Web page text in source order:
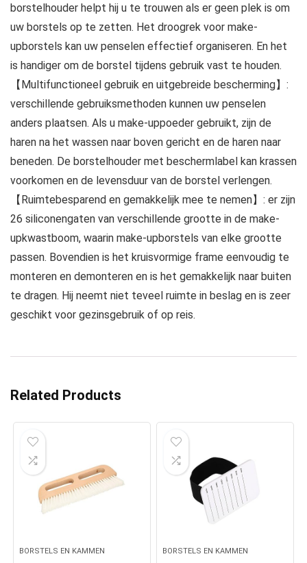
borstelhouder helpt hij u te trouwen als er geen plek is om
uw borstels op te zetten. Het droogrek voor make-
upborstels kan uw penselen effectief organiseren. En het
is handiger om de borstel tijdens gebruik vast te houden.
【Multifunctioneel gebruik en uitgebreide bescherming】:
verschillende gebruiksmethoden kunnen uw penselen
anders plaatsen. Als u make-uppoeder gebruikt, zijn de
haren na het wassen naar boven gericht en de haren naar
beneden. De borstelhouder met beschermlabel kan krassen
voorkomen en de levensduur van de borstel verlengen.
【Ruimtebesparend en gemakkelijk mee te nemen】: er zijn
26 siliconengaten van verschillende grootte in de make-
upkwastboom, waarin make-upborstels van elke grootte
passen. Bovendien is het kruisvormige frame eenvoudig te
monteren en demonteren en is het gemakkelijk naar buiten
te dragen. Hij neemt niet teveel ruimte in beslag en is zeer
geschikt voor gezinsgebruik of op reis.
Related Products
BORSTELS EN KAMMEN BORSTELS EN KAMMEN